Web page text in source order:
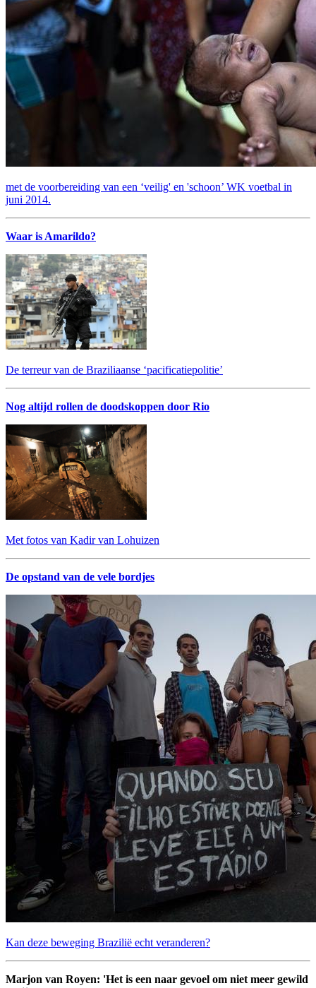
met de voorbereiding van een ‘veilig' en 'schoon’ WK voetbal in
juni 2014.
Waar is Amarildo?
De terreur van de Braziliaanse ‘pacificatiepolitie’
Nog altijd rollen de doodskoppen door Rio
Met fotos van Kadir van Lohuizen
De opstand van de vele bordjes
Kan deze beweging Brazilië echt veranderen?
Marjon van Royen: 'Het is een naar gevoel om niet meer gewild